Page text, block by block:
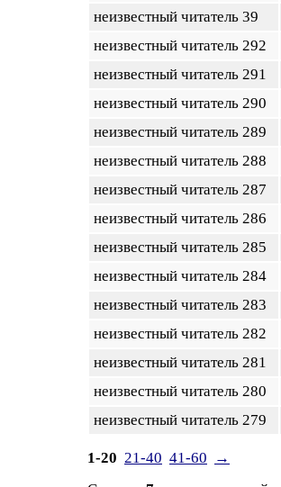
неизвестный читатель 39
неизвестный читатель 292
неизвестный читатель 291
неизвестный читатель 290
неизвестный читатель 289
неизвестный читатель 288
неизвестный читатель 287
неизвестный читатель 286
неизвестный читатель 285
неизвестный читатель 284
неизвестный читатель 283
неизвестный читатель 282
неизвестный читатель 281
неизвестный читатель 280
неизвестный читатель 279
1-20 21-40 41-60
→